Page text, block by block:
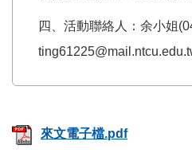
四、活動聯絡人：余小姐
來文電子檔.pdf